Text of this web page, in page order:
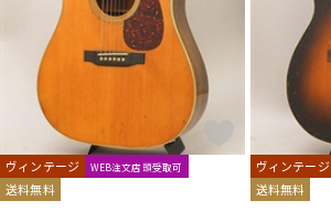
ヴィンテージ WEB注文店頭受取可
送料無料
ヴィンテージ
送料無料